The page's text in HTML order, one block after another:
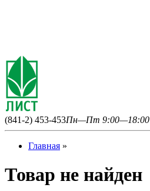
(841-2) 453-453Пн—Пт 9:00—18:00
Главная »
Товар не найден